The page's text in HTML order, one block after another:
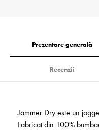
Prezentare generală
Recenzii
Jammer Dry este un
Fabricat din 100%